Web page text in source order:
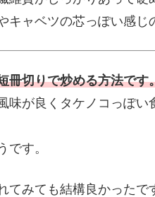
キャベツの芯っぽい感じ
冊切りで炒める方法です
が良くタケノコっぽい
です。
てみても結構良かったで